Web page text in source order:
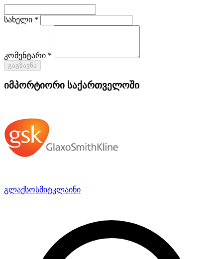
სახელი *
კომენტარი *
გაგზავნა
იმპორტიორი საქართველოში
გლაქსოსმიტკლაინი